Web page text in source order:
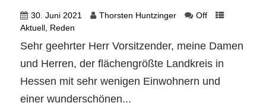
30. Juni 2021 Thorsten Huntzinger
Off
Aktuell, Reden
Sehr geehrter Herr Vorsitzender, meine Damen
und Herren, der flächengrößte Landkreis in
Hessen mit sehr wenigen Einwohnern und
einer wunderschönen...